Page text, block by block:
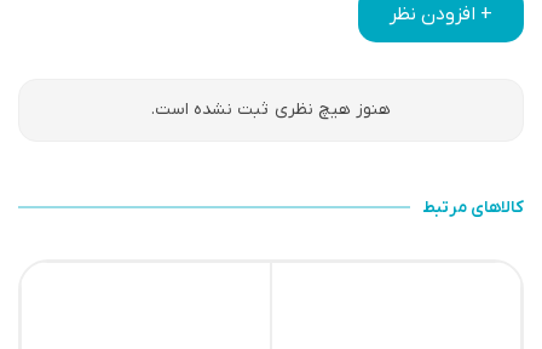
+ افزودن نظر
هنوز هیچ نظری ثبت نشده است.
کالاهای مرتبط